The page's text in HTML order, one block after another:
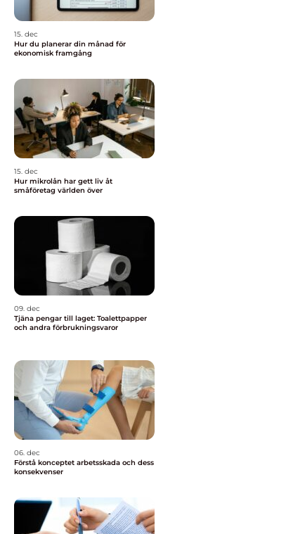
15. dec
Hur du planerar din månad för
ekonomisk framgång
15. dec
Hur mikrolån har gett liv åt
småföretag världen över
09. dec
Tjäna pengar till laget: Toalettpapper
och andra förbrukningsvaror
06. dec
Förstå konceptet arbetsskada och dess
konsekvenser